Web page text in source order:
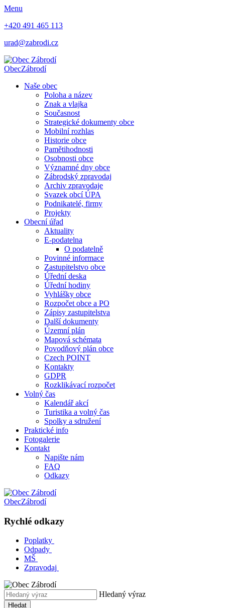
Menu
+420 491 465 113
urad@zabrodi.cz
ObecZábrodí
Naše obec
Poloha a název
Znak a vlajka
Současnost
Strategické dokumenty obce
Mobilní rozhlas
Historie obce
Pamětihodnosti
Osobnosti obce
Významné dny obce
Zábrodský zpravodaj
Archiv zpravodaje
Svazek obcí ÚPA
Podnikatelé, firmy
Projekty
Obecní úřad
Aktuality
E-podatelna
O podatelně
Povinné informace
Zastupitelstvo obce
Úřední deska
Úřední hodiny
Vyhlášky obce
Rozpočet obce a PO
Zápisy zastupitelstva
Další dokumenty
Územní plán
Mapová schémata
Povodňový plán obce
Czech POINT
Kontakty
GDPR
Rozklikávací rozpočet
Volný čas
Kalendář akcí
Turistika a volný čas
Spolky a sdružení
Praktické info
Fotogalerie
Kontakt
Napište nám
FAQ
Odkazy
ObecZábrodí
Rychlé odkazy
Poplatky
Odpady
MŠ
Zpravodaj
Hledaný výraz
Hledat